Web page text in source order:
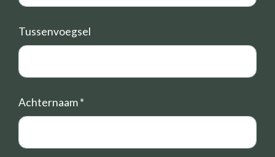
Tussenvoegsel
Achternaam*